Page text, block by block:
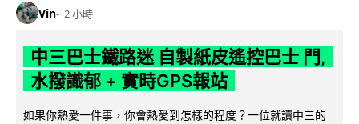
Vin 2 小時
中三巴士鐵路迷 自製紙皮遙控巴士 門,
水撥識郁 + 實時GPS報站
如果你熱愛一件事，你會熱愛到怎樣的程度？一位就讀中三的